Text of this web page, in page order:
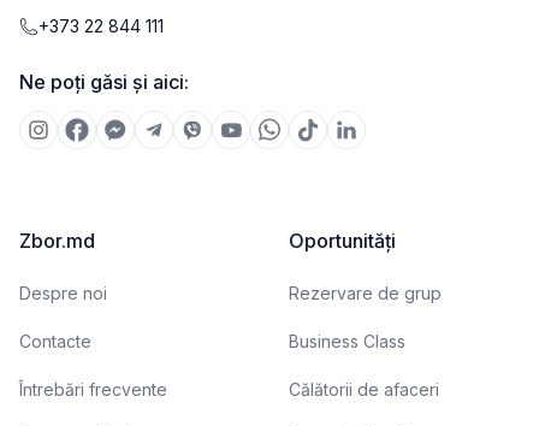
+373 22 844 111
Ne poți găsi și aici:
Zbor.md
Despre noi
Contacte
Întrebări frecvente
Oportunități
Rezervare de grup
Business Class
Călătorii de afaceri